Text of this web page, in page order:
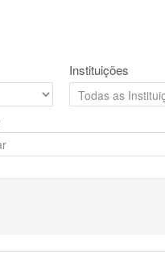
Instituições